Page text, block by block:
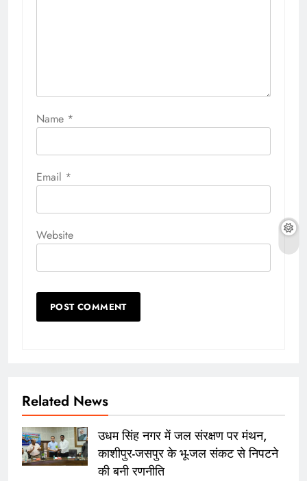
Name *
Email *
Website
Related News
उधम सिंह नगर में जल संरक्षण पर मंथन,
काशीपुर-जसपुर के भू-जल संकट से निपटने
की बनी रणनीति